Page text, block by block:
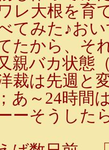
レ大根を育
てみた♪お
たから、そ
親バカ状態
裁は先週と
あ～24時間
ーそうした